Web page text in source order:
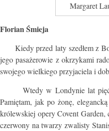
Margaret
Florian Śmieja
Kiedy przed laty szedłem z
jego pasażerowie z okrzykami
swojego wielkiego przyjaciela i
Wtedy w Londynie lat
Pamiętam, jak po żonę,
królewskiej opery Covent
czerwony na twarzy zwalisty